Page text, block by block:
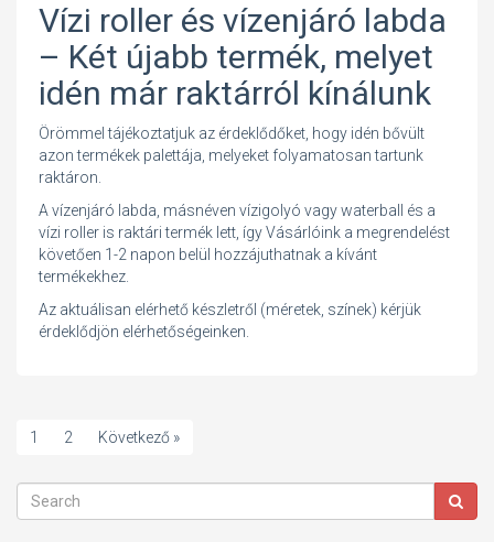
Vízi roller és vízenjáró labda
– Két újabb termék, melyet
idén már raktárról kínálunk
Örömmel tájékoztatjuk az érdeklődőket, hogy idén bővült
azon termékek palettája, melyeket folyamatosan tartunk
raktáron.
A vízenjáró labda, másnéven vízigolyó vagy waterball és a
vízi roller is raktári termék lett, így Vásárlóink a megrendelést
követően 1-2 napon belül hozzájuthatnak a kívánt
termékekhez.
Az aktuálisan elérhető készletről (méretek, színek) kérjük
érdeklődjön elérhetőségeinken.
1 2 Következő »